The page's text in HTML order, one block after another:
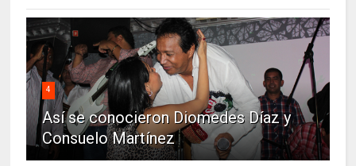
4
Así se conocieron Diomedes Díaz y
Consuelo Martínez